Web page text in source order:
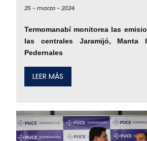
25 -marzo -2024
Termomanabí monitorea las
las centrales Jaramijó, Manta
Pedernales
LEER MÁS